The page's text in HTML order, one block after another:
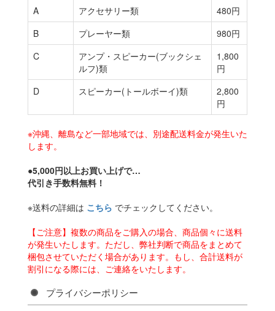
A アクセサリー類
480円
B
プレーヤー類
980円
C
アンプ・スピーカー(ブックシェ
ルフ)類
1,800
円
D
スピーカー(トールボーイ)類
2,800
円
※沖縄、離島など一部地域では、別途配送料金が発生いた
します。
●5,000円以上お買い上げで…
代引き手数料無料！
※送料の詳細は こちら でチェックしてください。
【ご注意】複数の商品をご購入の場合、商品個々に送料
が発生いたします。ただし、弊社判断で商品をまとめて
梱包させていただく場合があります。もし、合計送料が
割引になる際には、ご連絡をいたします。
プライバシーポリシー